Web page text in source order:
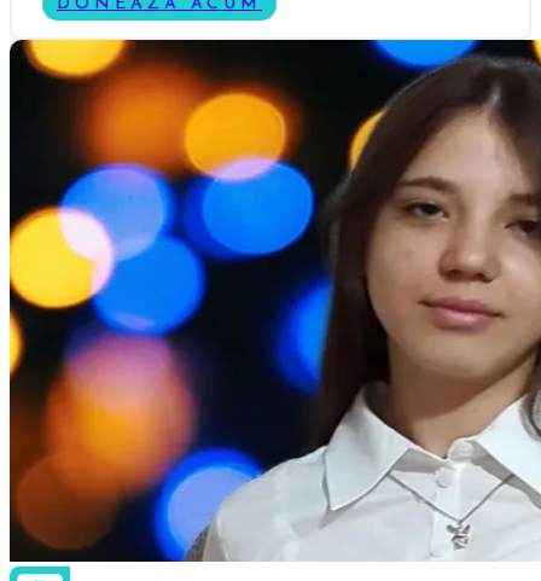
DONEAZĂ ACUM